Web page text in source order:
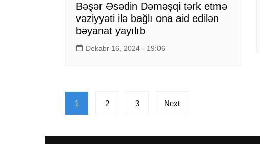
Bəşər Əsədin Dəməşqi tərk etmə
vəziyyəti ilə bağlı ona aid edilən
bəyanat yayılıb
Dekabr 16, 2024 - 19:06
Posts
pagination
1 2 3 Next